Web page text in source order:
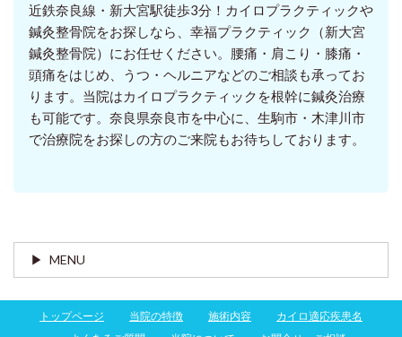
近鉄奈良線・新大宮駅徒歩3分！カイロプラクティックや
鍼灸整骨院をお探しなら、幸福プラクティック（新大宮
鍼灸整骨院）にお任せください。腰痛・肩こり・膝痛・
頭痛をはじめ、うつ・ヘルニアなどのご相談も承ってお
ります。当院はカイロプラクティックを根幹に鍼灸治療
も可能です。奈良県奈良市を中心に、生駒市・木津川市
で治療院をお探しの方のご来院もお待ちしております。
MENU
トップページ 当院の特徴 施術内容
カイロ適応疾患名